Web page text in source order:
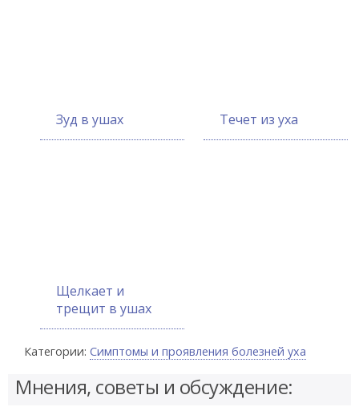
Зуд в ушах Течет из уха
Щелкает и
трещит в ушах
Категории: Симптомы и проявления болезней уха
Мнения, советы и обсуждение: